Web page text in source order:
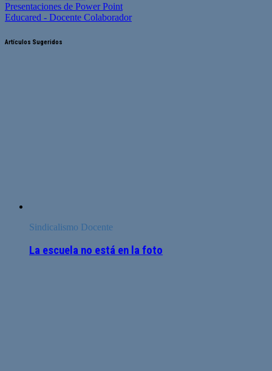
Presentaciones de Power Point
Educared - Docente Colaborador
Artículos Sugeridos
Sindicalismo Docente
La escuela no está en la foto